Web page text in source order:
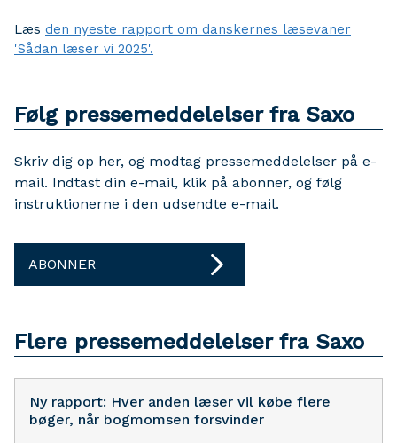
Læs den nyeste rapport om danskernes læsevaner
'Sådan læser vi 2025'.
Følg pressemeddelelser fra Saxo
Skriv dig op her, og modtag pressemeddelelser på e-
mail. Indtast din e-mail, klik på abonner, og følg
instruktionerne i den udsendte e-mail.
ABONNER
Flere pressemeddelelser fra Saxo
Ny rapport: Hver anden læser vil købe flere
bøger, når bogmomsen forsvinder